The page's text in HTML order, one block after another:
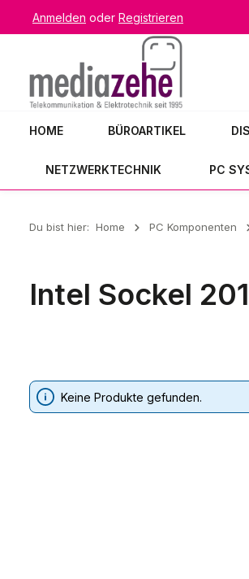
Hauptinhalt springen
Zur Suche springen
Zur Hauptnavigation springen
Anmelden oder Registrieren
HOME BÜROARTIKEL
NETZWERKTECHNIK PC
Du bist hier: Home PC Komponenten
Intel Sockel
Intel Sockel
Keine Produkte gefunden.